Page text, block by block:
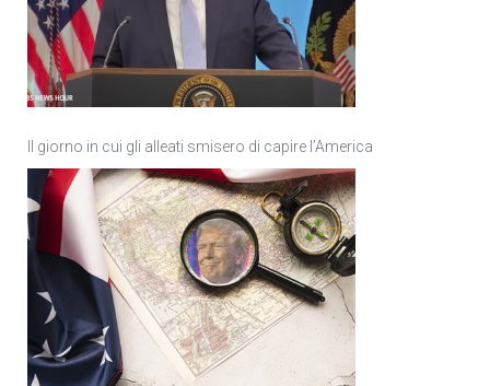
Il giorno in cui gli alleati smisero di capire l’America